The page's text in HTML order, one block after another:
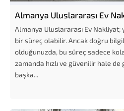
Almanya Uluslararası Ev
Almanya Uluslararası Ev Nakliyat;
bir süreç olabilir. Ancak doğru
olduğunuzda, bu süreç sadece
zamanda hızlı ve güvenilir hale de
başka...